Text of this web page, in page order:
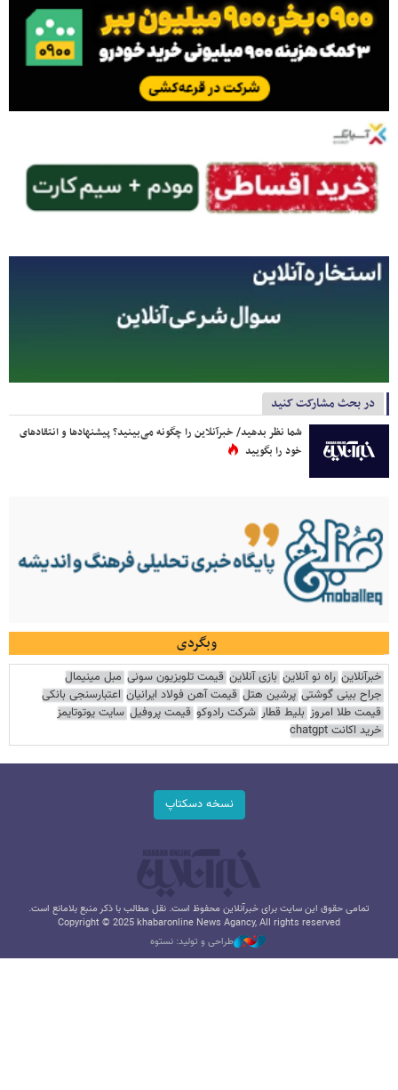
در بحث مشارکت کنید
شما نظر بدهید/ خبرآنلاین را چگونه می‌بینید؟ پیشنهادها و انتقادهای
خود را بگویید
وبگردی
خبرآنلاین راه نو آنلاین بازی آنلاین قیمت تلویزیون سونی مبل مینیمال
جراح بینی گوشتی پرشین هتل قیمت آهن فولاد ایرانیان اعتبارسنجی بانکی
قیمت طلا امروز بلیط قطار شرکت رادوکو قیمت پروفیل سایت یوتوتایمز
خرید اکانت chatgpt
نسخه دسکتاپ
تمامی حقوق این سایت برای خبرآنلاین محفوظ است. نقل مطالب با ذکر منبع بلامانع است.
Copyright © 2025 khabaronline News Agancy, All rights reserved
طراحی و تولید: نستوه